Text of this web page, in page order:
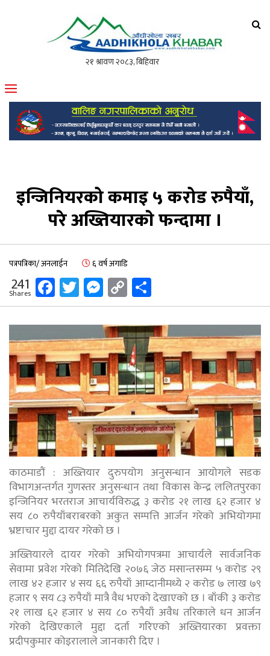
मोफसलकै लोकप्रिय अनलाइन पत्रिका
इन्जिनियरको कमाइ ५ करोड रुपैयाँ,
परे अख्तियारकाे फन्दामा ।
पत्रपत्रिका/ अनलाईन ६ वर्ष अगाडि
241
Shares Facebook
Twitter
Messenger
Copy
Link
काठमाडौं : अख्तियार दुरुपयोग अनुसन्धान आयोगले सडक
विभागअन्तर्गत गुणस्तर अनुसन्धान तथा विकास केन्द्र ललितपुरका
इन्जिनियर भरतराज आचार्यविरुद्ध ३ करोड २१ लाख ६२ हजार ४
सय ८० रुपैयाँबराबरको अकुत सम्पत्ति आर्जन गरेको अभियोगमा
भ्रष्टाचार मुद्दा दायर गरेको छ ।
अख्तियारले दायर गरेको अभियोगपत्रमा आचार्यले सार्वजनिक
सेवामा प्रवेश गरेको मितिदेखि २०७६ जेठ मसान्तसम्म ५ करोड २९
लाख ४२ हजार ४ सय ६६ रुपैयाँ आम्दानीमध्ये २ करोड ७ लाख ७९
हजार ९ सय ८३ रुपैयाँ मात्रै वैध भएको देखाएको छ । बाँकी ३ करोड
२१ लाख ६२ हजार ४ सय ८० रुपैयाँ अवैध तरिकाले धन आर्जन
गरेको देखिएकाले मुद्दा दर्ता गरिएको अख्तियारका प्रवक्ता
प्रदीपकुमार कोइरालाले जानकारी दिए ।